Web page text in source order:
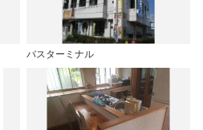
バスターミナル